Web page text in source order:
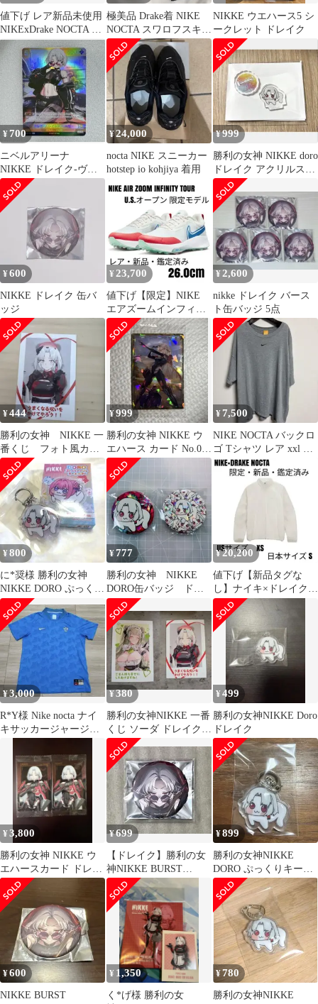
値下げ レア新品未使用
NIKExDrake NOCTA ナ
イロンパンツ白XXL
極美品 Drake着 NIKE
NOCTA スワロフスキー
黒 XS(S相当)
NIKKE ウエハース5 シ
ークレット ドレイク
¥700
ニベルアリーナ
NIKKE ドレイク-ヴィ
ランレーサー P
¥24,000
nocta NIKE スニーカー
hotstep io kohjiya 着用
¥999
勝利の女神 NIKKE doro
ドレイク アクリルスタ
ンド
¥600
NIKKE ドレイク 缶バ
ッジ
¥ 23,700
値下げ【限定】NIKE
エアズームインフィニ
ティツアー
NEXT%26.0cm③
¥2,600
nikke ドレイク バース
ト缶バッジ 5点
¥444
勝利の女神 NIKKE 一
番くじ フォト風カー
ド ドレイク
¥999
勝利の女神 NIKKE ウ
エハース カード No.027
ドレイク
¥ 7,500
NIKE NOCTA バックロ
ゴ Tシャツ レア xxl グ
レー 身幅70cm
¥800
に*奨様 勝利の女神
NIKKE DORO ぷっくり
キーホルダー ドレイク
¥777
勝利の女神 NIKKE
DORO缶バッジ ドレ
イク セット
¥20,200
値下げ【新品タグな
し】ナイキ×ドレイク
NOCTA GOLFトラック
ジャケットS
¥3,000
R*Y様 Nike nocta ナイ
キサッカージャージ
¥380
勝利の女神NIKKE 一番
くじ ソーダ ドレイク
フォト風カード ※バラ
売り可
¥499
勝利の女神NIKKE Doro
ドレイク
¥3,800
勝利の女神 NIKKE ウ
エハースカード ドレイ
ク 2枚セット
¥699
【ドレイク】勝利の女
神NIKKE BURST
COLLECTION缶バッジ
¥899
勝利の女神NIKKE
DORO ぷっくりキーホ
ルダー ドレイク
¥600
NIKKE BURST
¥ 1,350
く*げ様 勝利の女
¥780
勝利の女神NIKKE